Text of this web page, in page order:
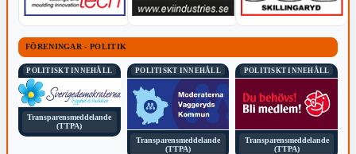
FÖRENINGAR - POLITIK
POLITISKT INNEHÅLL
Transparensmeddelande
(TTPA)
POLITISKT INNEHÅLL
Transparensmeddelande
(TTPA)
POLITISKT INNEHÅLL
Transparensmeddelande
(TTPA)